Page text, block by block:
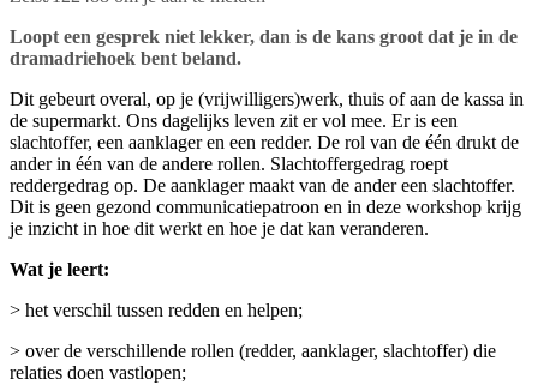
Loopt een gesprek niet lekker, dan is de kans groot dat je in de
dramadriehoek bent beland.
Dit gebeurt overal, op je (vrijwilligers)werk, thuis of aan de kassa in
de supermarkt. Ons dagelijks leven zit er vol mee. Er is een
slachtoffer, een aanklager en een redder. De rol van de één drukt de
ander in één van de andere rollen. Slachtoffergedrag roept
reddergedrag op. De aanklager maakt van de ander een slachtoffer.
Dit is geen gezond communicatiepatroon en in deze workshop krijg
je inzicht in hoe dit werkt en hoe je dat kan veranderen.
Wat je leert:
> het verschil tussen redden en helpen;
> over de verschillende rollen (redder, aanklager, slachtoffer) die
relaties doen vastlopen;